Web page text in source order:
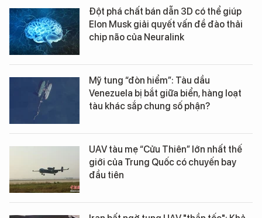
Đột phá chất bán dẫn 3D có thể giúp
Elon Musk giải quyết vấn đề đào thải
chip não của Neuralink
Mỹ tung “đòn hiểm”: Tàu dầu
Venezuela bị bắt giữa biển, hàng loạt
tàu khác sắp chung số phận?
UAV tàu mẹ “Cửu Thiên” lớn nhất thế
giới của Trung Quốc có chuyến bay
đầu tiên